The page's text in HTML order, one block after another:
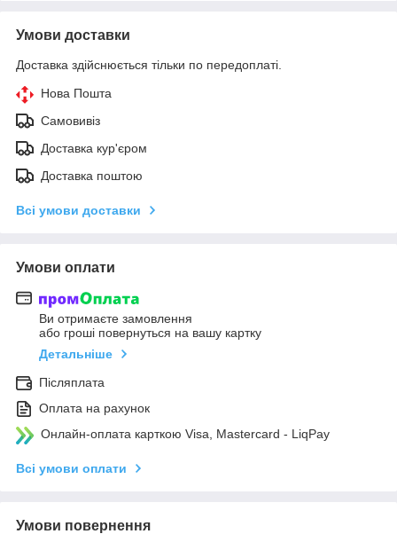
Умови доставки
Доставка здійснюється тільки по передоплаті.
Нова Пошта
Самовивіз
Доставка кур'єром
Доставка поштою
Всі умови доставки
Умови оплати
Ви отримаєте замовлення
або гроші повернуться на вашу картку
Детальніше
Післяплата
Оплата на рахунок
Онлайн-оплата карткою Visa, Mastercard - LiqPay
Всі умови оплати
Умови повернення